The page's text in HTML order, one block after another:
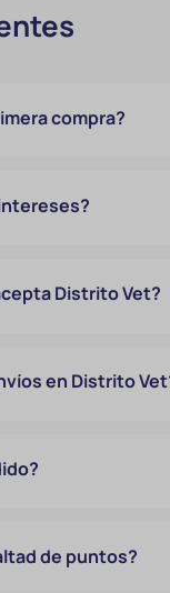
compra?
Distrito Vet?
en Distrito
de puntos?